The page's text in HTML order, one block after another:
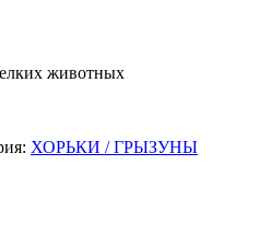
животных
ХОРЬКИ / ГРЫЗУНЫ